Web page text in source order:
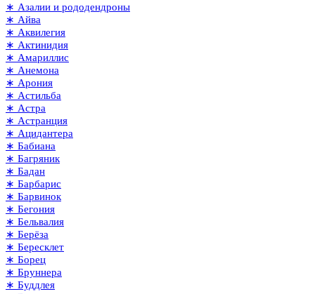
∗ Азалии и рододендроны
∗ Айва
∗ Аквилегия
∗ Актинидия
∗ Амариллис
∗ Анемона
∗ Арония
∗ Астильба
∗ Астра
∗ Астранция
∗ Ацидантера
∗ Бабиана
∗ Багряник
∗ Бадан
∗ Барбарис
∗ Барвинок
∗ Бегония
∗ Бельвалия
∗ Берёза
∗ Бересклет
∗ Борец
∗ Бруннера
∗ Буддлея